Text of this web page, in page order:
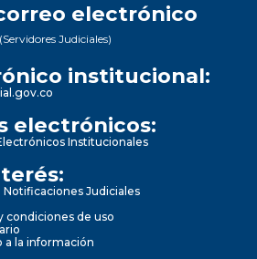
electrónico
(Servidores Judiciales)
institucional:
electrónicos:
Institucionales
Judiciales
condiciones de uso
a la información